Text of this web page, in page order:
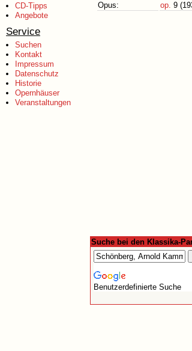
CD-Tipps
Angebote
Service
Suchen
Kontakt
Impressum
Datenschutz
Historie
Opernhäuser
Veranstaltungen
Opus:
op. 9
Suche bei den Klassika-
Benutzerdefinierte Suche